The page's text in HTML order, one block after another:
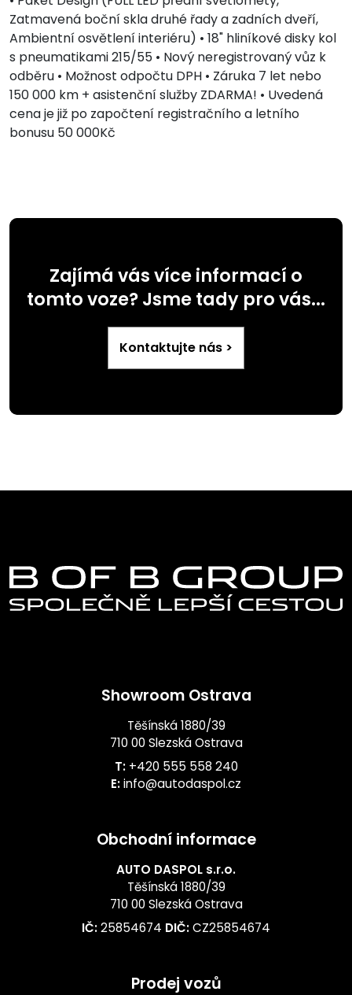
Zatmavená boční skla druhé řady a zadních dveří,
Ambientní osvětlení interiéru) • 18" hliníkové disky kol
s pneumatikami 215/55 • Nový neregistrovaný vůz k
odběru • Možnost odpočtu DPH • Záruka 7 let nebo
150 000 km + asistenční služby ZDARMA! • Uvedená
cena je již po započtení registračního a letního
bonusu 50 000Kč
Zajímá vás více informací o
tomto voze? Jsme tady pro vás...
Kontaktujte nás >
Showroom Ostrava
Těšínská 1880/39
710 00 Slezská Ostrava
T: +420 555 558 240
E:info@autodaspol.cz
Obchodní informace
AUTO DASPOL s.r.o.
Těšínská 1880/39
710 00 Slezská Ostrava
IČ:25854674 DIČ:CZ25854674
Prodej vozů